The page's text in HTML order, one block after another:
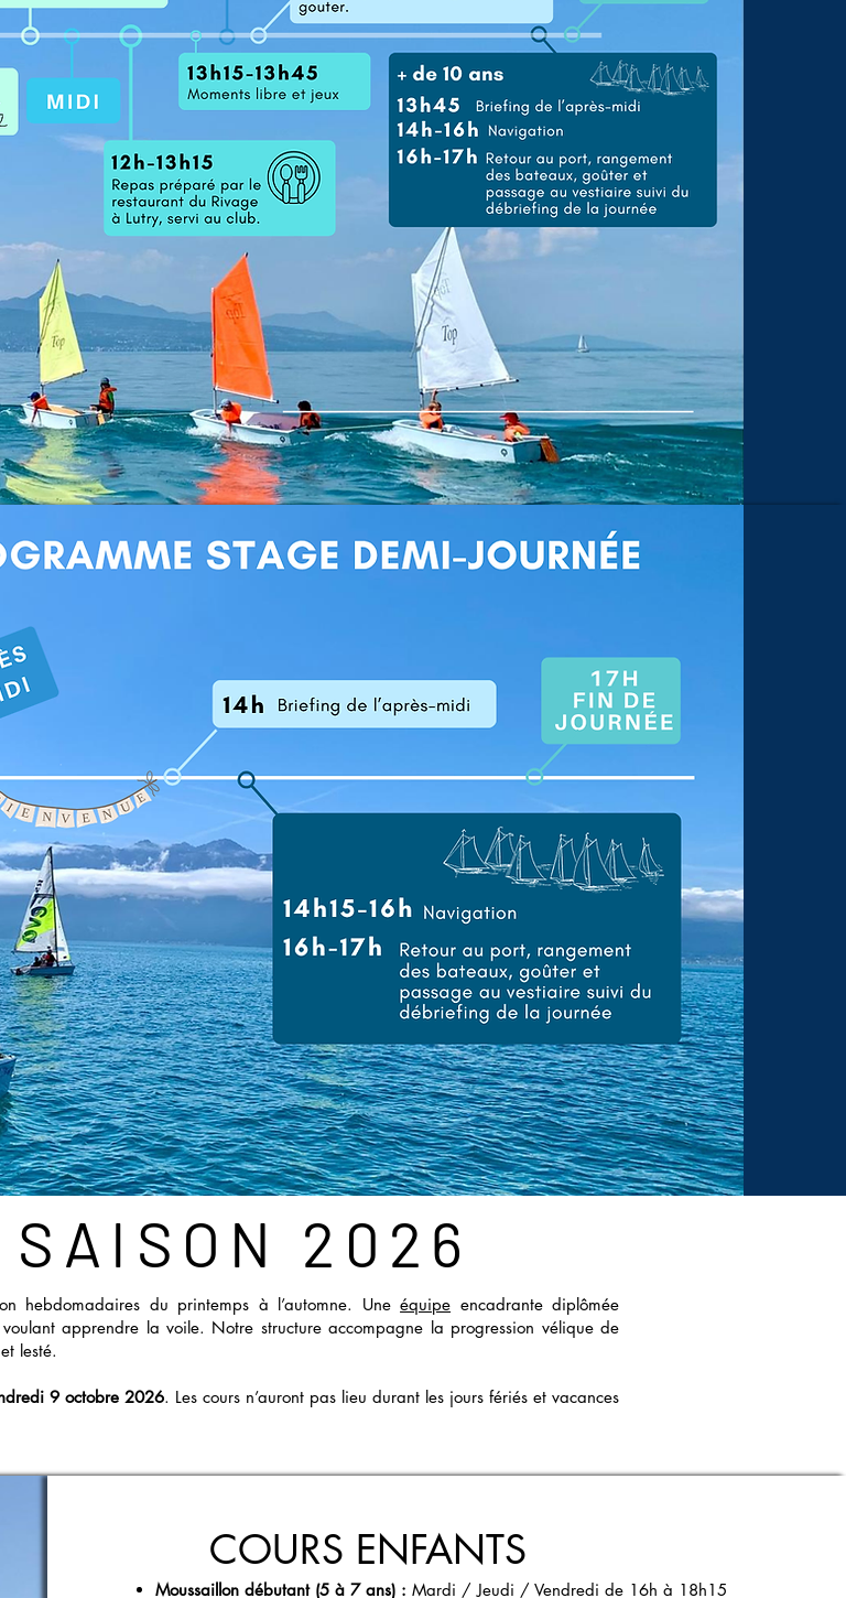
SAISON 2026
hebdomadaires du printemps à l’automne. Uneéquipe encadrante diplômée
apprendre la voile. Notre structure accompagne la progression vélique de
lesté.
9 octobre 2026. Les cours n’auront pas lieu durant les jours fériés et vacances
COURS ENFANTS
Moussaillon débutant (5 à 7 ans) : Mardi / Jeudi / Vendredi de 16h à 18h15